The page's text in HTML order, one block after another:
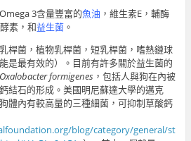
3含量豐富的魚油 ，維生素E，輔酶
素，和益生菌。
桿菌，植物乳桿菌，短乳桿菌，嗜熱鏈球
是最有效的）。目前有許多關於益生菌的
formigenes，包括人與狗在內被
結石的形成。美國明尼蘇達大學的邁克
體內有較高量的三種細菌，可抑制草酸鈣
blog/category/general/st